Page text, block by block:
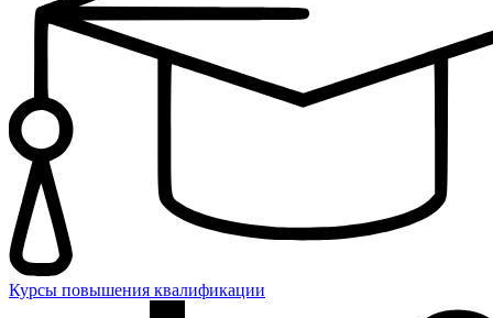
Курсы повышения квалификации